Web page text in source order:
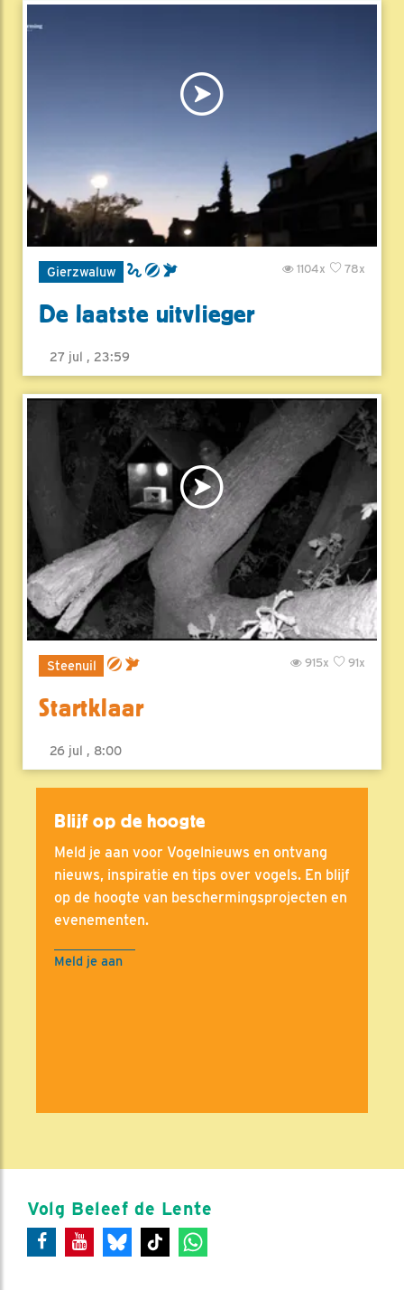
Gierzwaluw 78x
1104x
De laatste uitvlieger
27 jul , 23:59
Steenuil 91x
915x
Startklaar
26 jul , 8:00
Blijf op de hoogte
Meld je aan voor Vogelnieuws en ontvang
nieuws, inspiratie en tips over vogels. En blijf
op de hoogte van beschermingsprojecten en
evenementen.
Meld je aan
Volg Beleef de Lente